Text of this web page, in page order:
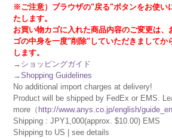
※ご注意）ブラウザの"戻る"ボタンをお使い
たします。
お買い物カゴに入れた商品内容のご変更は、
ゴの中身を一度"削除"していただきましてか
します。
→ ショッピングガイド
→Shopping Guidelines
No additional import charges at delivery!
Product will be shipped by FedEx or EMS.
more（ http://www.anys.co.jp/english/
Shipping : JPY1,000(approx. $10.00) EMS
Shipping to US | see details